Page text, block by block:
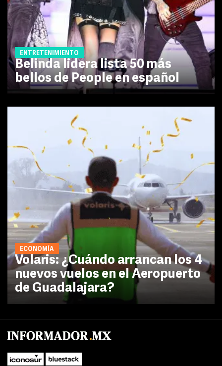
ENTRETENIMIENTO
Belinda lidera lista 50 más
bellos de People en español
ECONOMÍA
Volaris: ¿Cuándo arrancan los 4
nuevos vuelos en el Aeropuerto
de Guadalajara?